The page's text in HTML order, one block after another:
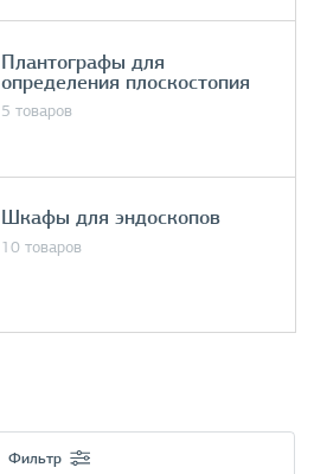
Плантографы для
определения плоскостопия
5 товаров
Шкафы для эндоскопов
10 товаров
Фильтр